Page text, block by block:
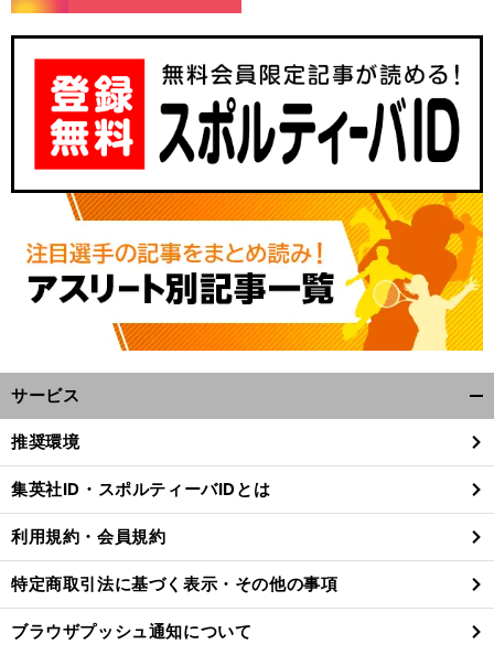
サービス
閉
る
推奨環境
集英社ID・スポルティーバIDとは
利用規約・会員規約
特定商取引法に基づく表示・その他の事項
ブラウザプッシュ通知について